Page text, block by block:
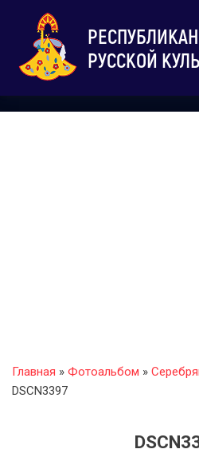
РУССКОЙ
Главная » Фотоальбом »
DSCN3397